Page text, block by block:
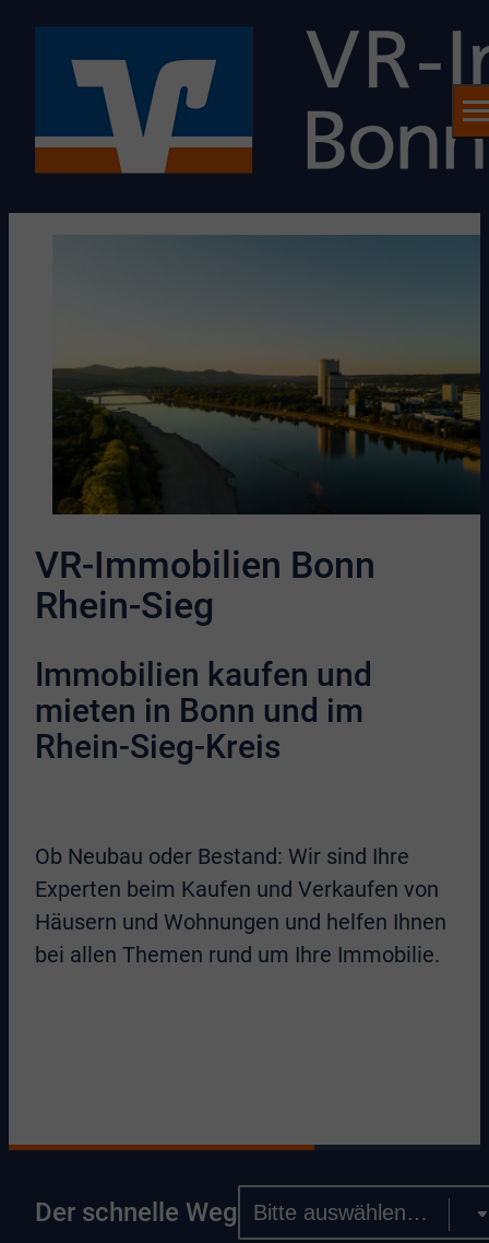
VR-Immobilien Bonn
Rhein-Sieg
Immobilien kaufen und
mieten in Bonn und im
Rhein-Sieg-Kreis
Ob Neubau oder Bestand: Wir sind Ihre
Experten beim Kaufen und Verkaufen von
Häusern und Wohnungen und helfen Ihnen
bei allen Themen rund um Ihre Immobilie.
Der schnelle Weg